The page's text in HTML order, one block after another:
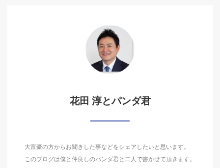
花田 淳とパンダ君
大富豪の方からお聞きした事などをシェアしたいと思います。
このブログは僕と仲良しのパンダ君と二人で書かせて頂きます。